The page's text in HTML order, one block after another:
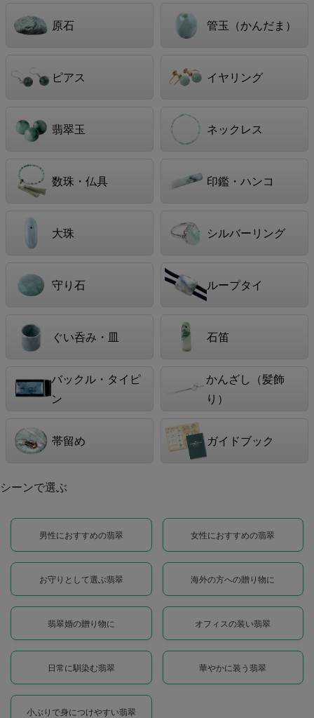
原石 管玉（かんだま）
ピアス イヤリング
翡翠玉 ネックレス
数珠・仏具 印鑑・ハンコ
大珠 シルバーリング
守り石 ループタイ
ぐい呑み・皿 石笛
バックル・タイピ
ン
かんざし（髪飾
り）
帯留め ガイドブック
シーンで選ぶ
男性におすすめの翡翠 女性におすすめの翡翠
お守りとして選ぶ翡翠 海外の方への贈り物に
翡翠婚の贈り物に オフィスの装い翡翠
日常に馴染む翡翠 華やかに装う翡翠
小ぶりで身につけやすい翡翠